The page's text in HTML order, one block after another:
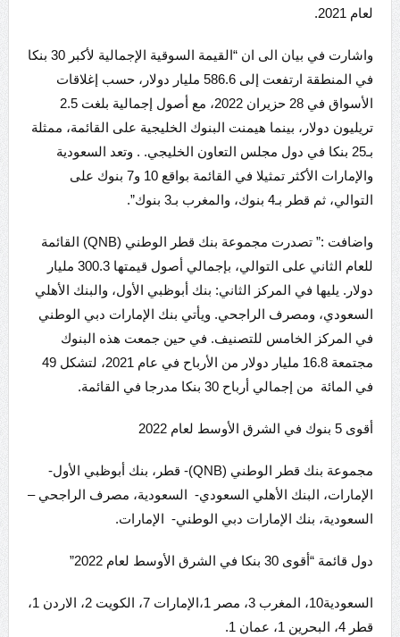
لعام 2021.
واشارت في بيان الى ان “القيمة السوقية الإجمالية لأكبر 30 بنكا
في المنطقة ارتفعت إلى 586.6 مليار دولار، حسب إغلاقات
الأسواق في 28 حزيران 2022، مع أصول إجمالية بلغت 2.5
تريليون دولار، بينما هيمنت البنوك الخليجية على القائمة، ممثلة
بـ25 بنكا في دول مجلس التعاون الخليجي. . وتعد السعودية
والإمارات الأكثر تمثيلا في القائمة بواقع 10 و7 بنوك على
التوالي، ثم قطر بـ4 بنوك، والمغرب بـ3 بنوك”.
واضافت :” تصدرت مجموعة بنك قطر الوطني (QNB) القائمة
للعام الثاني على التوالي، بإجمالي أصول قيمتها 300.3 مليار
دولار. يليها في المركز الثاني: بنك أبوظبي الأول، والبنك الأهلي
السعودي، ومصرف الراجحي. ويأتي بنك الإمارات دبي الوطني
في المركز الخامس للتصنيف. في حين جمعت هذه البنوك
مجتمعة 16.8 مليار دولار من الأرباح في عام 2021، لتشكل 49
في المائة من إجمالي أرباح 30 بنكا مدرجا في القائمة.
أقوى 5 بنوك في الشرق الأوسط لعام 2022
مجموعة بنك قطر الوطني (QNB)- قطر، بنك أبوظبي الأول-
الإمارات، البنك الأهلي السعودي- السعودية، مصرف الراجحي –
السعودية، بنك الإمارات دبي الوطني- الإمارات.
دول قائمة “أقوى 30 بنكا في الشرق الأوسط لعام 2022”
السعودية10، المغرب 3، مصر 1،الإمارات 7، الكويت 2، الاردن 1،
قطر 4، البحرين 1، عمان 1.